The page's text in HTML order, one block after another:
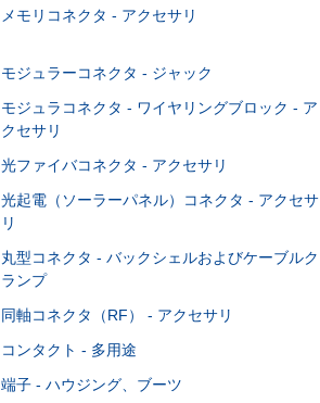
メモリコネクタ - アクセサリ
モジュラーコネクタ - ジャック
モジュラコネクタ - ワイヤリングブロック - ア
クセサリ
光ファイバコネクタ - アクセサリ
光起電（ソーラーパネル）コネクタ - アクセサ
リ
丸型コネクタ - バックシェルおよびケーブルク
ランプ
同軸コネクタ（RF） - アクセサリ
コンタクト - 多用途
端子 - ハウジング、ブーツ